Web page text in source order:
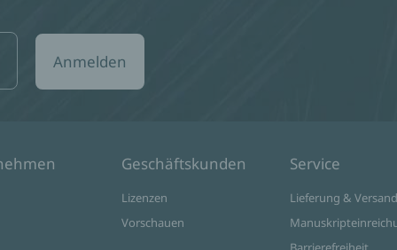
Anmelden
Geschäftskunden
Lizenzen
Vorschauen
Service
Lieferung & Versand